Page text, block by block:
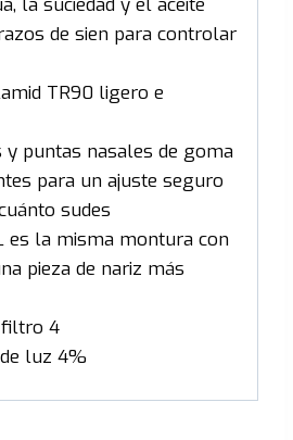
la suciedad y el aceite
de sien para controlar
TR90 ligero e
puntas nasales de goma
para un ajuste seguro
sudes
es la misma montura con
pieza de nariz más
filtro 4
luz 4%